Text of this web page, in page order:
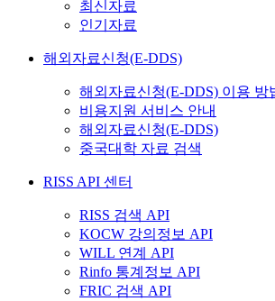
최신자료
인기자료
해외자료신청(E-DDS)
해외자료신청(E-DDS) 이용 방
비용지원 서비스 안내
해외자료신청(E-DDS)
중국대학 자료 검색
RISS API 센터
RISS 검색 API
KOCW 강의정보 API
WILL 연계 API
Rinfo 통계정보 API
FRIC 검색 API